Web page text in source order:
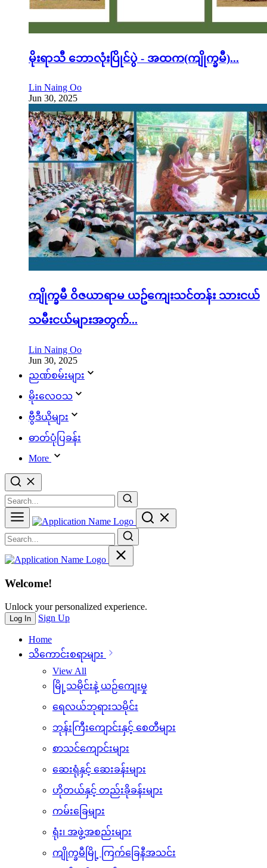
မိုးရာသီ ဘောလုံးပြိုင်ပွဲ - အထက(ကျိုက္ခမီ)...
Lin Naing Oo
Jun 30, 2025
ကျိုက္ခမီ ဝိဇယာရာမ ယဥ်ကျေးသင်တန်း သားငယ်
သမီးငယ်များအတွက်...
Lin Naing Oo
Jun 30, 2025
ညဏ်စမ်းများ
မိုးလေဝသ
ဗွီဒီယိုများ
ဓာတ်ပုံပြခန်း
More
Welcome!
Unlock your personalized experience.
Log In Sign Up
Home
သိ‌ကောင်းစရာများ
View All
မြို့သမိုင်းနဲ့ ယဉ်ကျေးမှု
ရေလယ်ဘုရားသမိုင်း
ဘုန်းကြီးကျောင်းနှင့် စေတီများ
စာသင်ကျောင်းများ
ဆေးရုံနှင့် ဆေးခန်းများ
ဟိုတယ်နှင့် တည်းခိုခန်းများ
ကမ်းခြေများ
ရုံး၊ အဖွဲ့အစည်းများ
ကျိုက္ခမီမြို့ ကြက်ခြေနီအသင်း